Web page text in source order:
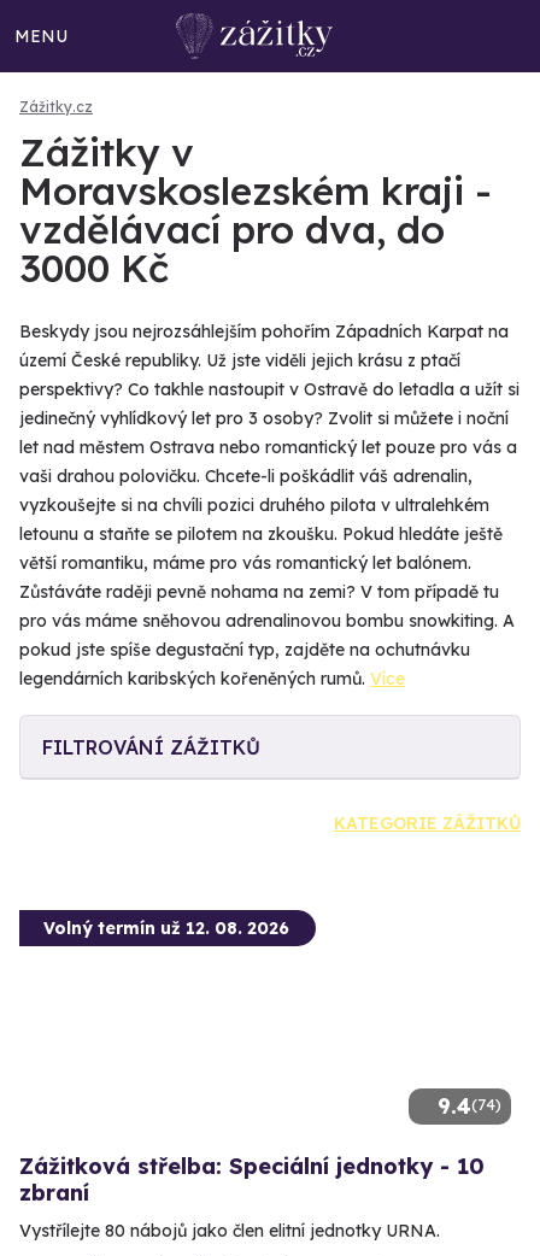
MENU
Zážitky.cz
Zážitky v
Moravskoslezském kraji -
vzdělávací pro dva, do
3000 Kč
Beskydy jsou nejrozsáhlejším pohořím Západních Karpat na
území České republiky. Už jste viděli jejich krásu z ptačí
perspektivy? Co takhle nastoupit v Ostravě do letadla a užít si
jedinečný vyhlídkový let pro 3 osoby? Zvolit si můžete i noční
let nad městem Ostrava nebo romantický let pouze pro vás a
vaši drahou polovičku. Chcete-li poškádlit váš adrenalin,
vyzkoušejte si na chvíli pozici druhého pilota v ultralehkém
letounu a staňte se pilotem na zkoušku. Pokud hledáte ještě
větší romantiku, máme pro vás romantický let balónem.
Zůstáváte raději pevně nohama na zemi? V tom případě tu
pro vás máme sněhovou adrenalinovou bombu snowkiting. A
pokud jste spíše degustační typ, zajděte na ochutnávku
legendárních karibských kořeněných rumů. Více
FILTROVÁNÍ ZÁŽITKŮ
KATEGORIE ZÁŽITKŮ
9.4(74)
Volný termín už 12. 08. 2026
Zážitková střelba: Speciální jednotky - 10
zbraní
Vystřílejte 80 nábojů jako člen elitní jednotky URNA.